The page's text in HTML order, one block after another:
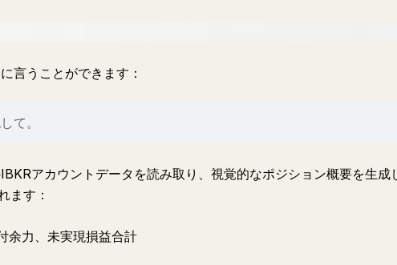
言うことができます：
て。
アカウントデータを読み取り、視覚的なポジション概要を生成
ます：
余力、未実現損益合計